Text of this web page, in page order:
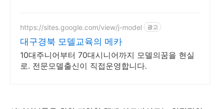
https://sites.google.com/view/j-model 광고
대구경북 모델교육의 메카
10대주니어부터 70대시니어까지 모델의꿈을 현실
로. 전문모델출신이 직접운영합니다.